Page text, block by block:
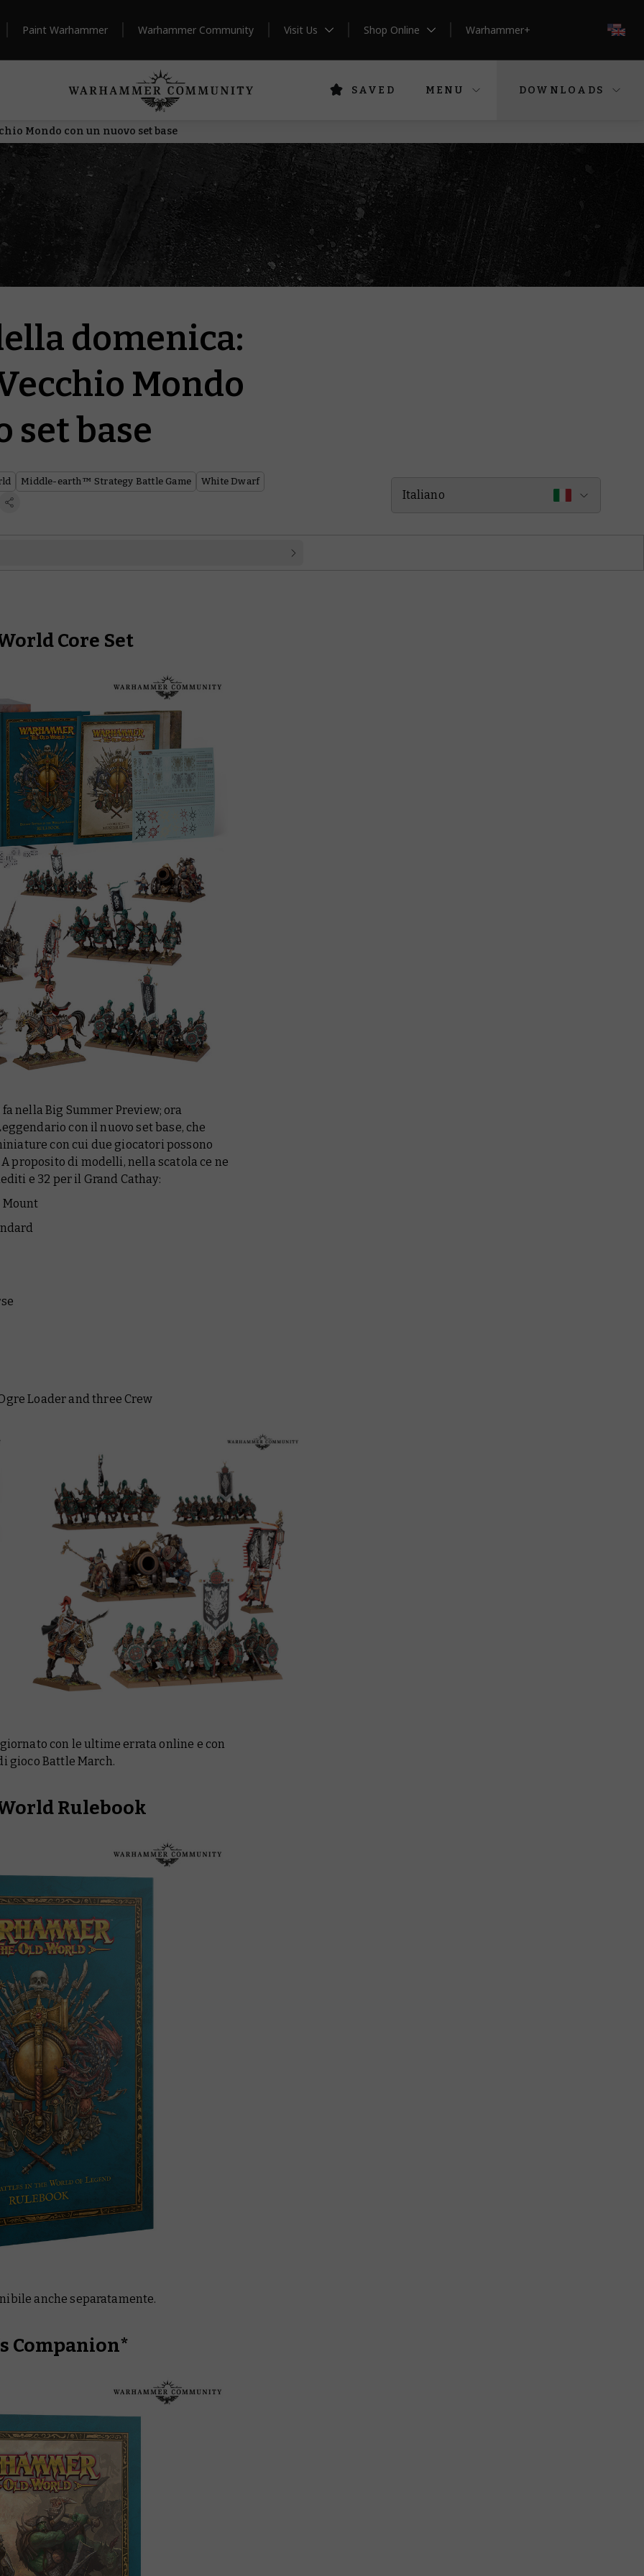
Paint Warhammer Warhammer Community Visit Us Shop Online Warhammer+
SAVED MENU DOWNLOADS
Mondo con un nuovo set base
domenica:
Mondo
set base
Middle-earth™ Strategy Battle Game
White Dwarf
Italiano
Core Set
nella Big Summer Preview; ora
con il nuovo set base, che
con cui due giocatori possono
proposito di modelli, nella scatola ce ne
e 32 per il Grand Cathay:
Mount
Loader and three Crew
con le ultime errata online e con
gioco Battle March.
Rulebook
anche separatamente.
Companion*